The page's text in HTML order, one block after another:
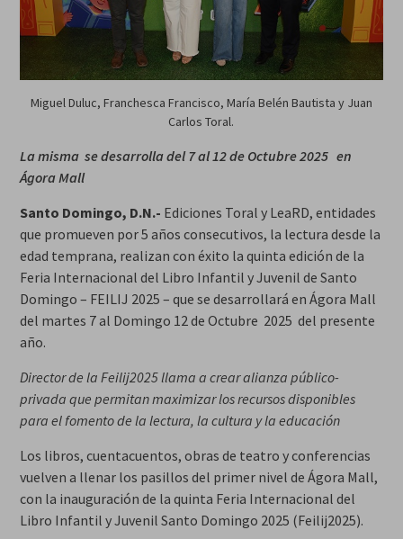
Miguel Duluc, Franchesca Francisco, María Belén Bautista y Juan
Carlos Toral.
La misma se desarrolla del 7 al 12 de Octubre 2025 en
Ágora Mall
Santo Domingo, D.N.- Ediciones Toral y LeaRD, entidades
que promueven por 5 años consecutivos, la lectura desde la
edad temprana, realizan con éxito la quinta edición de la
Feria Internacional del Libro Infantil y Juvenil de Santo
Domingo – FEILIJ 2025 – que se desarrollará en Ágora Mall
del martes 7 al Domingo 12 de Octubre 2025 del presente
año.
Director de la Feilij2025 llama a crear alianza público-
privada que permitan maximizar los recursos disponibles
para el fomento de la lectura, la cultura y la educación
Los libros, cuentacuentos, obras de teatro y conferencias
vuelven a llenar los pasillos del primer nivel de Ágora Mall,
con la inauguración de la quinta Feria Internacional del
Libro Infantil y Juvenil Santo Domingo 2025 (Feilij2025).